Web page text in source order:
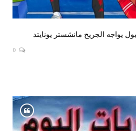
يواجه الجريح مانشستر يونايتد